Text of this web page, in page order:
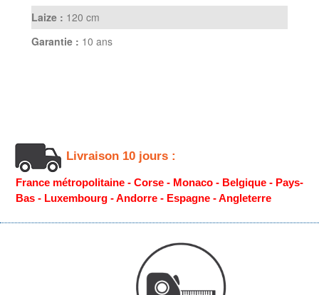
Laize : 120 cm
Garantie : 10 ans
Livraison 10 jours :
France métropolitaine - Corse - Monaco - Belgique - Pays-
Bas - Luxembourg - Andorre - Espagne - Angleterre